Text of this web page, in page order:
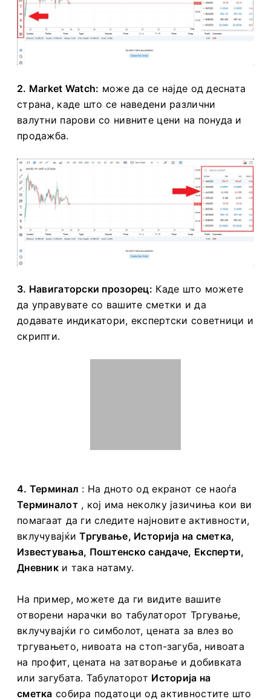
2. Market Watch: може да се најде од десната
страна, каде што се наведени различни
валутни парови со нивните цени на понуда и
продажба.
3. Навигаторски прозорец: Каде што можете
да управувате со вашите сметки и да
додавате индикатори, експертски советници и
скрипти.
4. Терминал : На дното од екранот се наоѓа
Терминалот , кој има неколку јазичиња кои ви
помагаат да ги следите најновите активности,
вклучувајќиТргување, Историја на сметка,
Известувања, Поштенско сандаче, Експерти,
На пример, можете да ги видите вашите
отворени нарачки во табулаторот Тргување,
вклучувајќи го симболот, цената за влез во
тргувањето, нивоата на стоп-загуба, нивоата
на профит, цената на затворање и добивката
или загубата. ТабулаторотИсторија на